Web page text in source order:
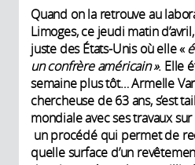
Quand on la retrouve au
Limoges, ce jeudi matin
juste des États-Unis où elle «
un confrère américain ». Elle
semaine plus tôt… Armelle
chercheuse de 63 ans, s’est
mondiale avec ses travaux
un procédé qui permet de
quelle surface d’un